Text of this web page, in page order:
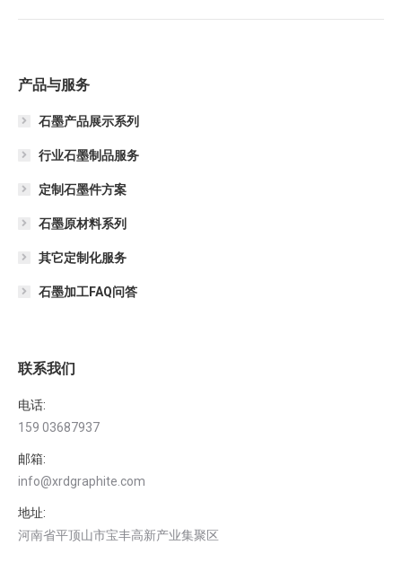
导
产品与服务
石墨产品展示系列
行业石墨制品服务
定制石墨件方案
石墨原材料系列
其它定制化服务
石墨加工FAQ问答
联系我们
电话:
159 03687937
邮箱:
info@xrdgraphite.com
地址:
河南省平顶山市宝丰高新产业集聚区